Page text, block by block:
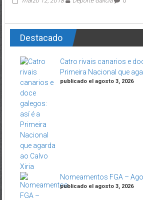
Destacado
Catro rivais canarios e
Primeira Nacional que
publicado el agosto 3, 2026
Nomeamentos FGA –
publicado el agosto 3, 2026